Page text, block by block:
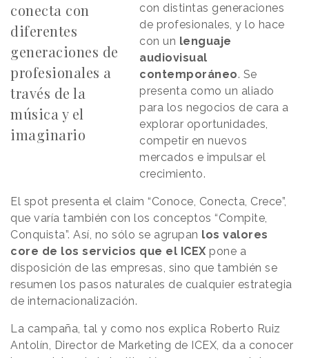
conecta con
diferentes
generaciones de
profesionales a
través de la
música y el
imaginario
con distintas generaciones
de profesionales, y lo hace
con un lenguaje
audiovisual
contemporáneo. Se
presenta como un aliado
para los negocios de cara a
explorar oportunidades,
competir en nuevos
mercados e impulsar el
crecimiento.
El spot presenta el claim “Conoce, Conecta, Crece”,
que varía también con los conceptos “Compite,
Conquista”. Así, no sólo se agrupan los valores
core de los servicios que el ICEX pone a
disposición de las empresas, sino que también se
resumen los pasos naturales de cualquier estrategia
de internacionalización.
La campaña, tal y como nos explica Roberto Ruiz
Antolín, Director de Marketing de ICEX, da a conocer